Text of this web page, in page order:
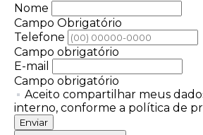
Nome
Campo Obrigatório
Telefone
Campo obrigatório
E-mail
Campo obrigatório
Aceito compartilhar meus
interno, conforme a política de
Enviar